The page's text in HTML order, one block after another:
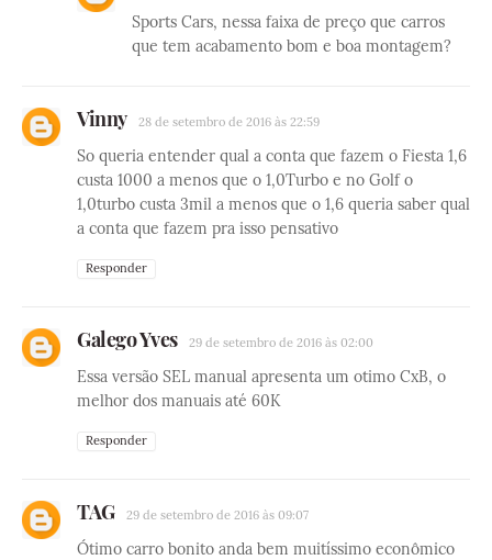
Sports Cars, nessa faixa de preço que carros
que tem acabamento bom e boa montagem?
Vinny 28 de setembro de 2016 às 22:59
So queria entender qual a conta que fazem o Fiesta 1,6
custa 1000 a menos que o 1,0Turbo e no Golf o
1,0turbo custa 3mil a menos que o 1,6 queria saber qual
a conta que fazem pra isso pensativo
Responder
Galego Yves 29 de setembro de 2016 às 02:00
Essa versão SEL manual apresenta um otimo CxB, o
melhor dos manuais até 60K
Responder
TAG 29 de setembro de 2016 às 09:07
Ótimo carro bonito anda bem muitíssimo econômico